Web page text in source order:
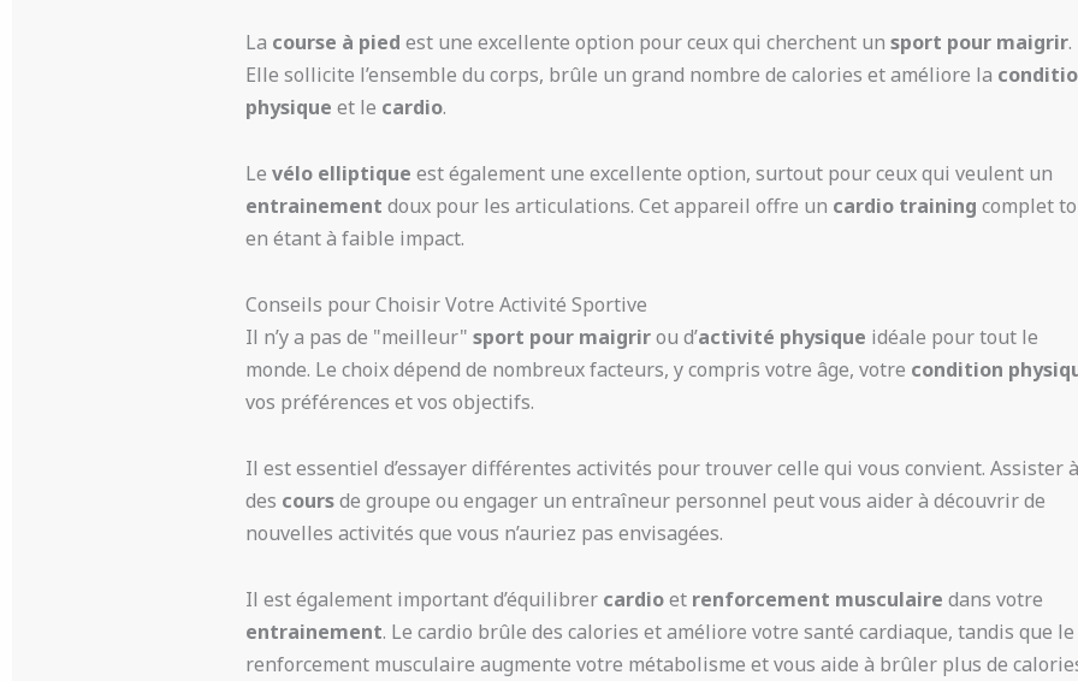
La course à pied est une excellente option pour ceux qui cherchent unsport pour maigrir.
Elle sollicite l’ensemble du corps, brûle un grand nombre de calories et améliore la
physique et le cardio.
Levélo elliptique est également une excellente option, surtout pour ceux qui veulent un
entrainement doux pour les articulations. Cet appareil offre un cardio training complet
en étant à faible impact.
Conseils pour Choisir Votre Activité Sportive
Il n’y a pas de "meilleur"sport pour maigrirou d’activité physique idéale pour tout le
monde. Le choix dépend de nombreux facteurs, y compris votre âge, votre condition
vos préférences et vos objectifs.
Il est essentiel d’essayer différentes activités pour trouver celle qui vous convient. Assister à
des coursde groupe ou engager un entraîneur personnel peut vous aider à découvrir de
nouvelles activités que vous n’auriez pas envisagées.
Il est également important d’équilibrer cardioet renforcement musculaire dans votre
entrainement. Le cardio brûle des calories et améliore votre santé cardiaque, tandis que le
renforcement musculaire augmente votre métabolisme et vous aide à brûler plus de